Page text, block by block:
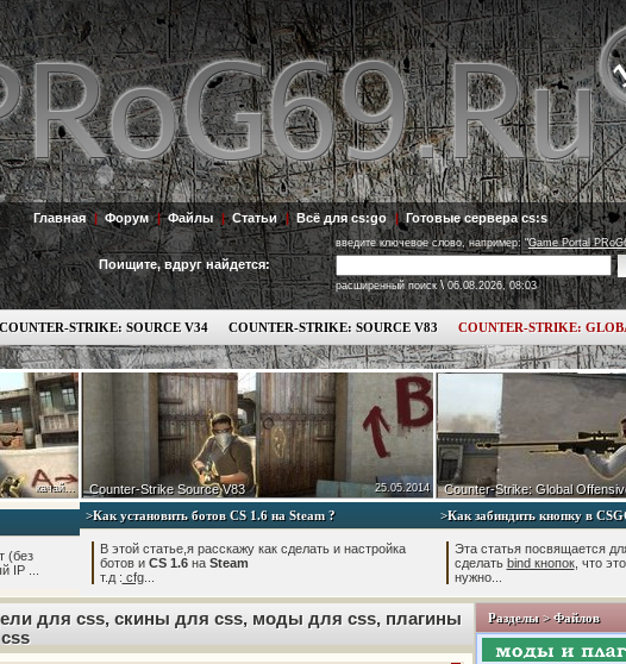
Главная | Форум | Файлы | Статьи | Всё для cs:go | Готовые сервера cs:s
Поищите, вдруг найдется:
введите ключевое слово, например: "Game Portal
расширенный поиск \ 06.08.2026, 08:03
COUNTER-STRIKE: SOURCE V34 COUNTER-STRIKE: SOURCE V83 COUNTER-STRIKE:
качай... 25.05.2014
Counter-Strike Source V83 Counter-Strike: Global
(без
IP ...
>Как установить ботов СS 1.6 на Steam ?
В этой статье,я расскажу как сделать и настройка
ботов и CS 1.6на Steam
т.д : cfg...
>Как забиндить кнопку в
Эта статья посвящается
сделать bind кнопок, что
нужно...
для css, скины для css, моды для css, плагины
Разделы > Файлов